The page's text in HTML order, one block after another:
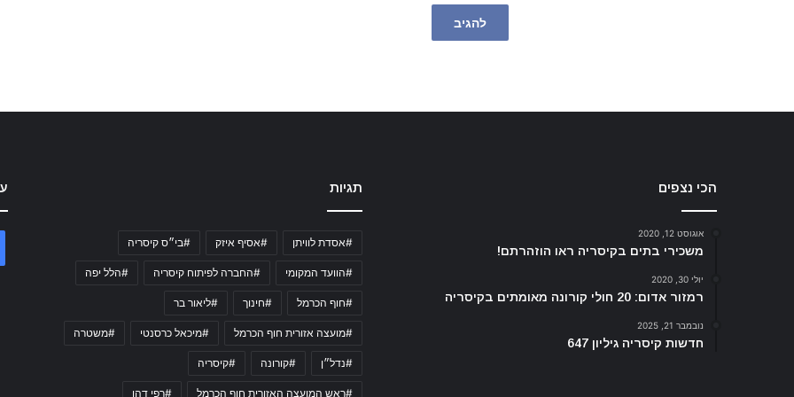
הכי נצפים
אוגוסט 12, 2020
משכירי בתים בקיסריה ראו הוזהרתם!
יולי 30, 2020
רמזור אדום: 20 חולי קורונה מאומתים בקיסריה
נובמבר 21, 2025
חדשות קיסריה גיליון 647
תגיות
#אסדת לוויתן #אסיף איזק #בי״ס קיסריה
#הוועד המקומי #החברה לפיתוח קיסריה #הלל יפה
#חוף הכרמל #חינוך #ליאור בר
#מועצה אזורית חוף הכרמל #מיכאל כרסנטי #משטרה
#נדל״ן #קורונה #קיסריה
#ראש המועצה האזורית חוף הכרמל #רפי דהן